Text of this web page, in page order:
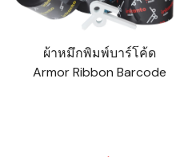
ผ้าหมึกพิมพ์บาร์โค้ด
Armor Ribbon Barcode